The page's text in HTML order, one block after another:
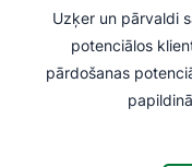
Uzķer un pārvaldi
potenciālos
pārdošanas